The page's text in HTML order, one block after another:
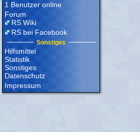
1 Benutzer online
Forum
RS Wiki
RS bei Facebook
Sonstiges
Hilfsmittel
Statistik
Sonstiges
Datenschutz
Impressum